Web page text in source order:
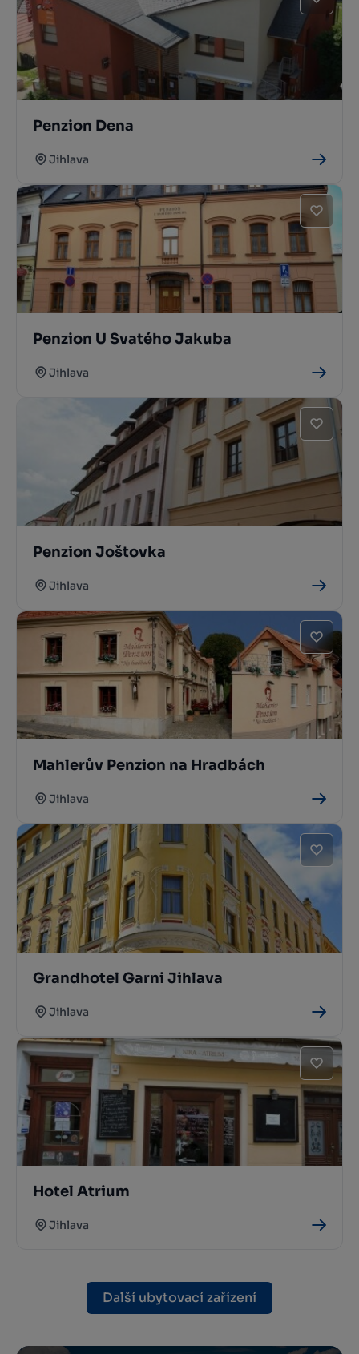
Penzion Dena
Jihlava
Penzion U Svatého Jakuba
Jihlava
Penzion Joštovka
Jihlava
Mahlerův Penzion na Hradbách
Jihlava
Grandhotel Garni Jihlava
Jihlava
Hotel Atrium
Jihlava
Další ubytovací zařízení